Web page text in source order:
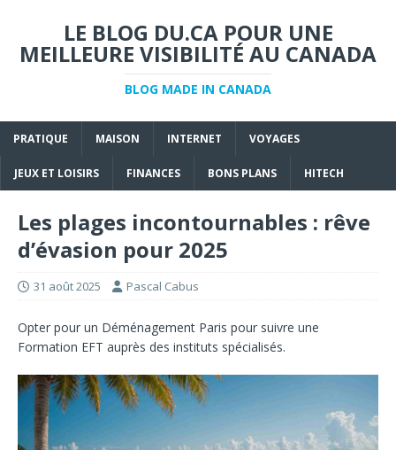
LE BLOG DU.CA POUR UNE
MEILLEURE VISIBILITÉ AU CANADA
BLOG MADE IN CANADA
PRATIQUE MAISON INTERNET VOYAGES
JEUX ET LOISIRS FINANCES BONS PLANS HITECH
Les plages incontournables : rêve
d’évasion pour 2025
31 août 2025 Pascal Cabus
Opter pour un Déménagement Paris pour suivre une
Formation EFT auprès des instituts spécialisés.